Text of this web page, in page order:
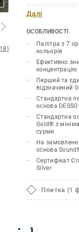
ефективніше,
ефективніше,
Кольорова
яких – це
Колекцію
Tones, щоб
орієнтацію
кольорів. Ця
великих
колекції
можна
яка дозволяє
природі та
килимової
Далі
ОСОБЛИВОСТІ
Палітра з 7
кольорів
Ефективно
концентрацію
Перший та
відзначений
Стандартна
основа
Стандартна
Gold® з
сурми
На
основа
Сертифікат
Silver
Плитка (1